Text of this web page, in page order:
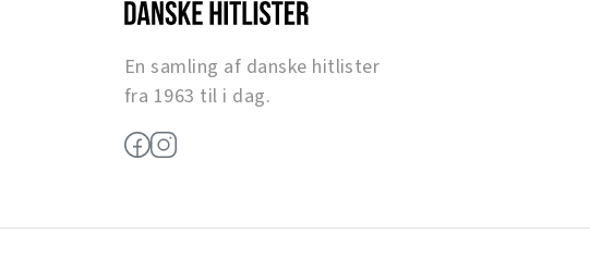
En samling af danske hitlister
fra 1963 til i dag.